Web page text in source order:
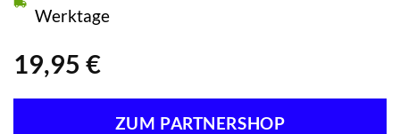
19,95 €
Werktage
ZUM PARTNERSHOP